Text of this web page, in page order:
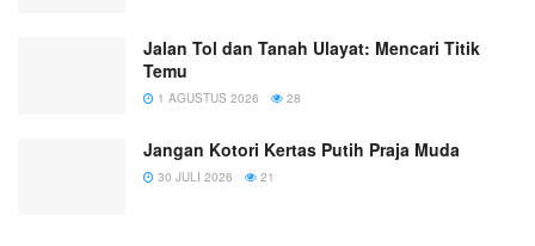
Jalan Tol dan Tanah Ulayat: Mencari Titik
Temu
1 AGUSTUS 2026 28
Jangan Kotori Kertas Putih Praja Muda
30 JULI 2026 21